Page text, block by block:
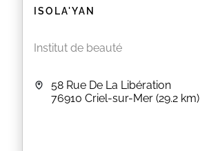
ISOLA'YAN
Institut de beauté
58 Rue De La Libération
76910 Criel-sur-Mer (29.2 km)